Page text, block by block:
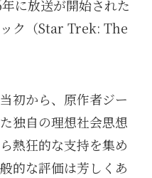
に放送が開始された
ク（Star Trek: The
初から、原作者ジー
独自の理想社会思想
熱狂的な支持を集め
的な評価は芳しくあ